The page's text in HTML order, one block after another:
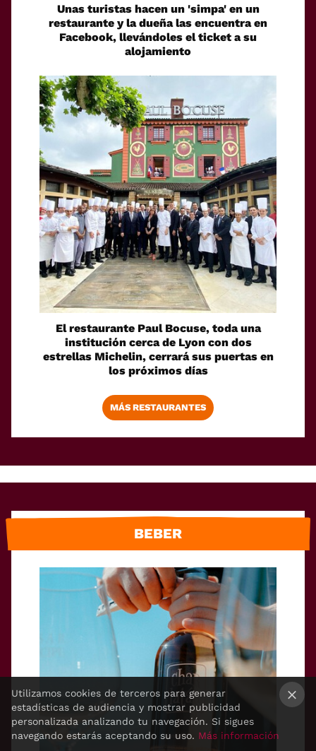
Unas turistas hacen un 'simpa' en un
restaurante y la dueña las encuentra en
Facebook, llevándoles el ticket a su
alojamiento
El restaurante Paul Bocuse, toda una
institución cerca de Lyon con dos
estrellas Michelin, cerrará sus puertas en
los próximos días
MÁS RESTAURANTES
BEBER
Utilizamos cookies de terceros para generar
estadísticas de audiencia y mostrar publicidad
personalizada analizando tu navegación. Si sigues
navegando estarás aceptando su uso. Más información